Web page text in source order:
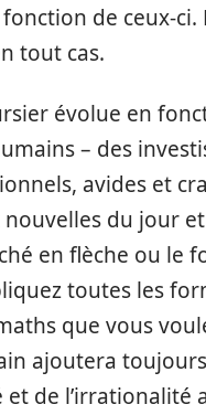
de ceux-ci.
tout cas.
évolue en
– des
avides et
nouvelles du jour
en flèche ou le
toutes les
que vous
ajoutera
et de l’irrationalité